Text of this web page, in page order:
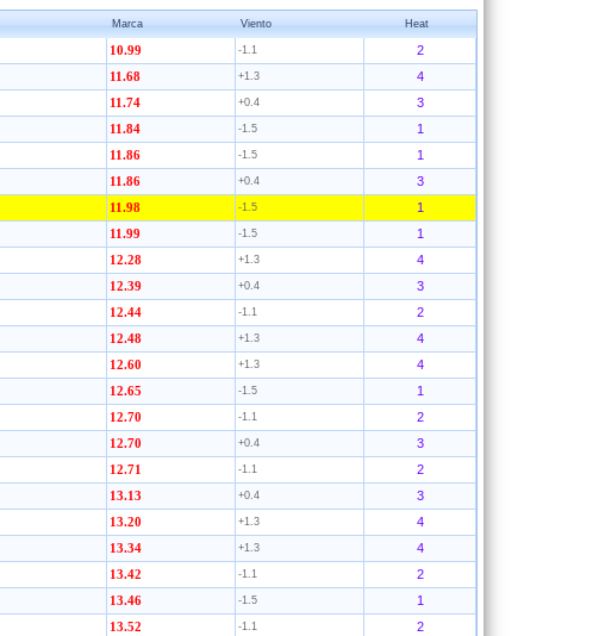
Marca Viento Heat
10.99 -1.1
2
11.68 +1.3
4
11.74 +0.4
3
11.84 -1.5
1
11.86 -1.5
1
11.86 +0.4
3
11.98 -1.5
1
11.99 -1.5
1
12.28 +1.3
4
12.39 +0.4
3
12.44 -1.1
2
12.48 +1.3
4
12.60 +1.3
4
12.65 -1.5
1
12.70 -1.1
2
12.70 +0.4
3
12.71 -1.1
2
13.13 +0.4
3
13.20 +1.3
4
13.34 +1.3
4
13.42 -1.1
2
13.46 -1.5
1
13.52 -1.1 2